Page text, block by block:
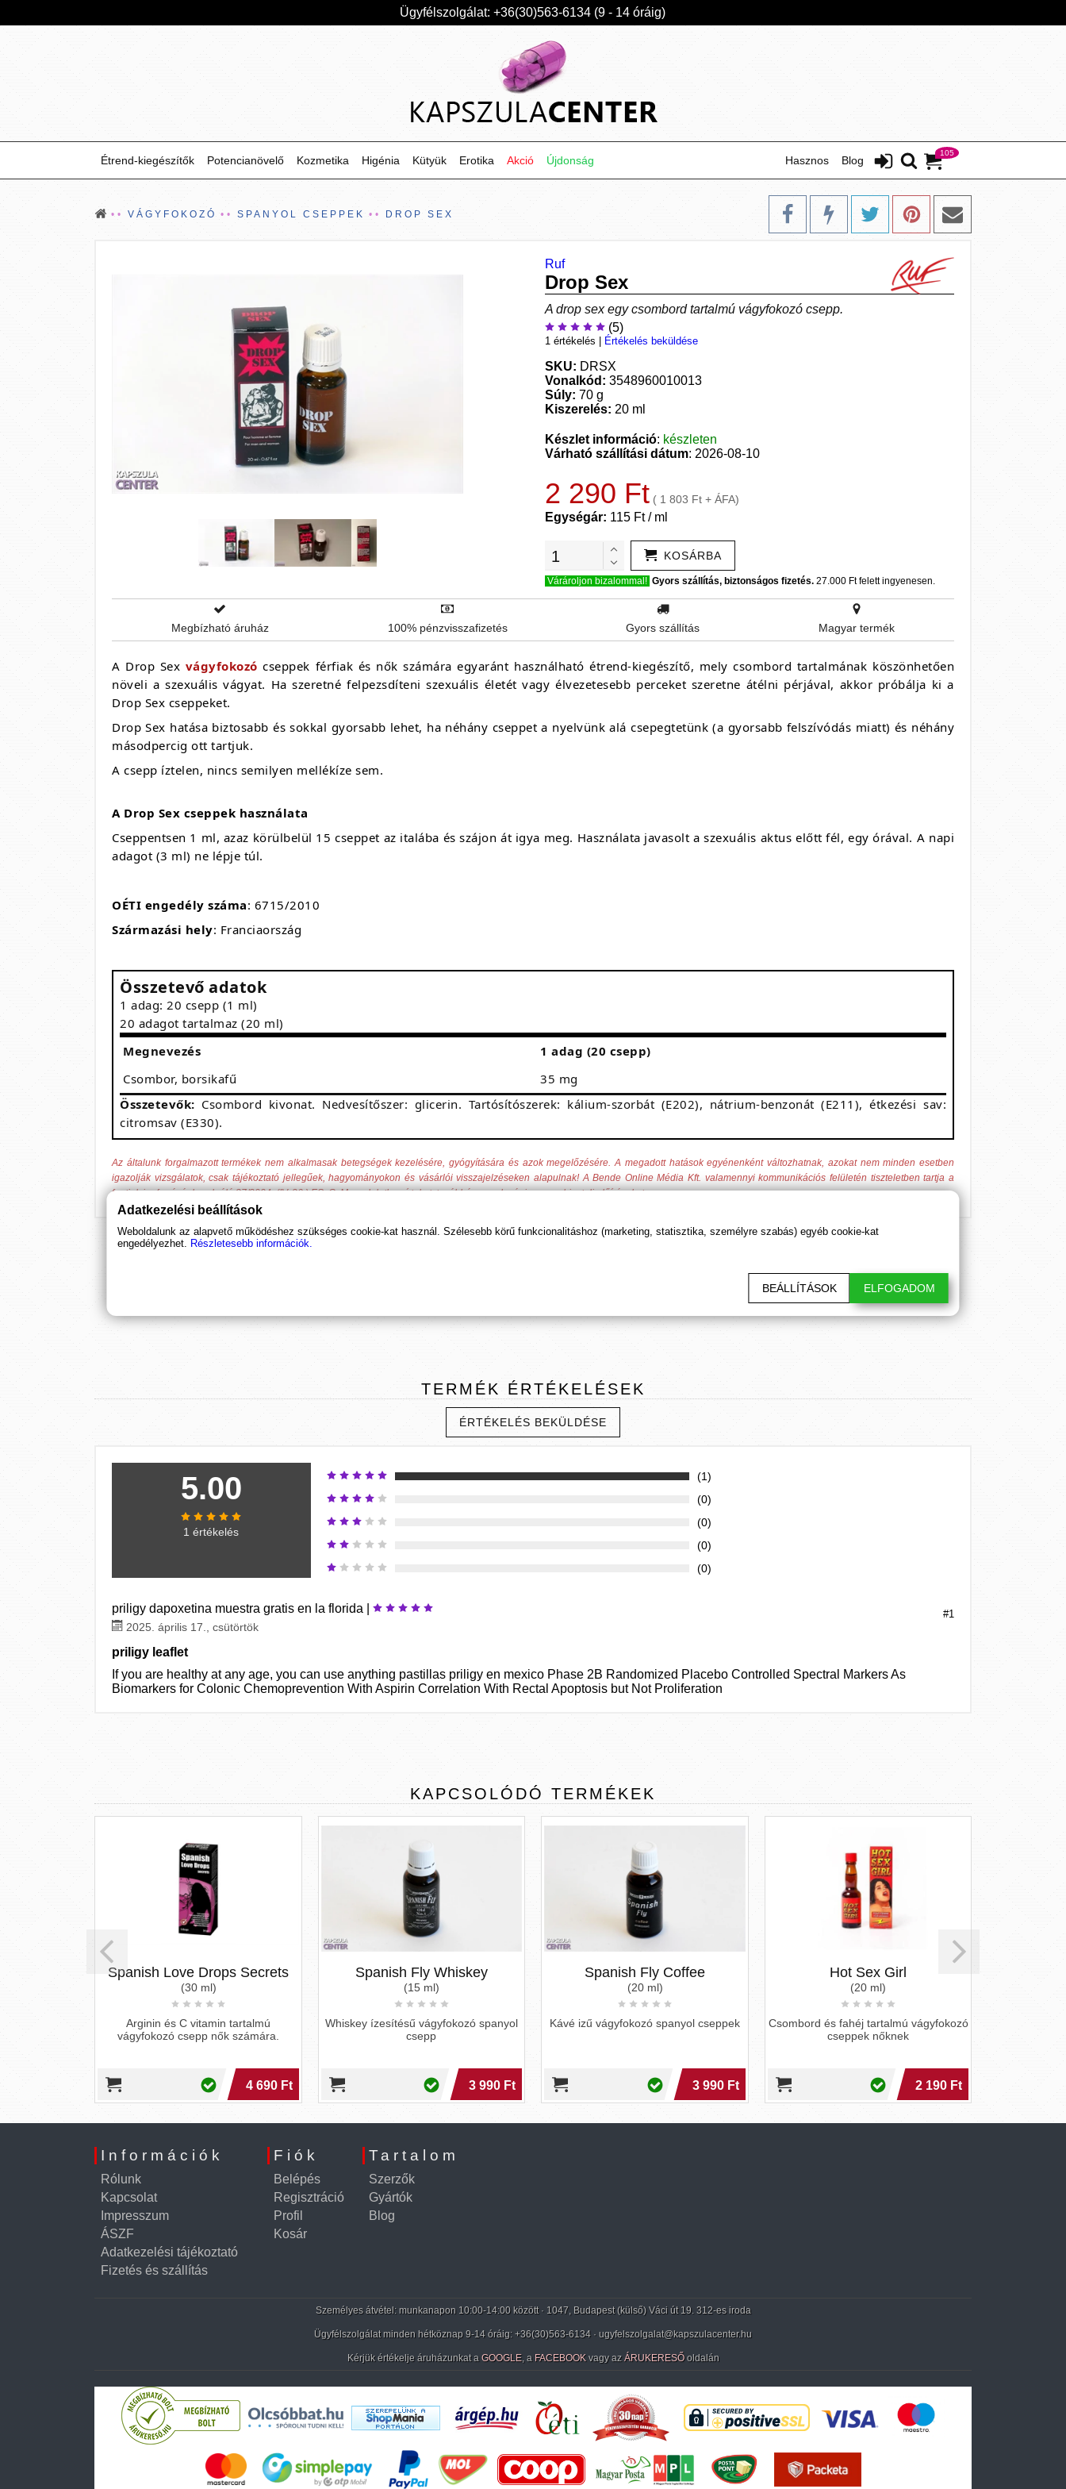
Ügyfélszolgálat: +36(30)563-6134 (9 - 14 óráig)
105
Étrend-kiegészítők Blog
Potencianövelő Hasznos
Kozmetika Higénia Kütyük Erotika Akció Újdonság
VÁGYFOKOZÓ SPANYOL CSEPPEK DROP SEX
Ruf
Drop Sex
A drop sex egy csombord tartalmú vágyfokozó csepp.
(5)
1 értékelés Értékelés beküldése
SKU: DRSX
Vonalkód: 3548960010013
Súly: 70 g
Kiszerelés: 20 ml
Készlet információ: készleten
Várható szállítási dátum: 2026-08-10
2 290 Ft ( 1 803 Ft + ÁFA)
Egységár: 115 Ft / ml
KOSÁRBA
Várároljon bizalommal! Gyors szállítás, biztonságos fizetés. 27.000 Ft felett ingyenesen.
Megbízható áruház 100% pénzvisszafizetés Gyors szállítás Magyar termék
A Drop Sex vágyfokozó cseppek férfiak és nők számára egyaránt használható étrend-kiegészítő, mely csombord tartalmának köszönhetően
növeli a szexuális vágyat. Ha szeretné felpezsdíteni szexuális életét vagy élvezetesebb perceket szeretne átélni pérjával, akkor próbálja ki a
Drop Sex cseppeket.
Drop Sex hatása biztosabb és sokkal gyorsabb lehet, ha néhány cseppet a nyelvünk alá csepegtetünk (a gyorsabb felszívódás miatt) és néhány
másodpercig ott tartjuk.
A csepp íztelen, nincs semilyen mellékíze sem.
A Drop Sex cseppek használata
Cseppentsen 1 ml, azaz körülbelül 15 cseppet az italába és szájon át igya meg. Használata javasolt a szexuális aktus előtt fél, egy órával. A napi
adagot (3 ml) ne lépje túl.
OÉTI engedély száma: 6715/2010
Származási hely: Franciaország
Összetevő adatok
1 adag: 20 csepp (1 ml)
20 adagot tartalmaz (20 ml)
Megnevezés
1 adag (20 csepp)
Csombor, borsikafű
35 mg
Összetevők: Csombord kivonat. Nedvesítőszer: glicerin. Tartósítószerek: kálium-szorbát (E202), nátrium-benzonát (E211), étkezési sav:
citromsav (E330).
Az általunk forgalmazott termékek nem alkalmasak betegségek kezelésére, gyógyítására és azok megelőzésére. A megadott hatások egyénenként változhatnak, azokat nem minden esetben
igazolják vizsgálatok, csak tájékoztató jellegűek, hagyományokon és vásárlói visszajelzéseken alapulnak! A Bende Online Média Kft. valamennyi kommunikációs felületén tiszteletben tartja a
fentiek jogforrásául szolgáló 37/2004. (IV. 26.) ESzCsM rendeletben írtakat, továbbá a gazdasági versenyhivatali előírásokat.
Ha támogatnád a munkánkat, itt tudod beállítani, hogy előre kerüljenek ismeretterjesztő cikkeink. Hálásan köszönjük!
TERMÉK ÉRTÉKELÉSEK
ÉRTÉKELÉS BEKÜLDÉSE
5.00
1 értékelés
(1)
(0)
(0)
(0)
(0)
#1
priligy dapoxetina muestra gratis en la florida |
2025. április 17., csütörtök
priligy leaflet
If you are healthy at any age, you can use anything pastillas priligy en mexico Phase 2B Randomized Placebo Controlled Spectral Markers As
Biomarkers for Colonic Chemoprevention With Aspirin Correlation With Rectal Apoptosis but Not Proliferation
KAPCSOLÓDÓ TERMÉKEK
Spanish Love Drops Secrets
(30 ml)
Arginin és C vitamin tartalmú
vágyfokozó csepp nők számára.
4 690 Ft
Spanish Fly Whiskey
(15 ml)
Whiskey ízesítésű vágyfokozó spanyol
csepp
3 990 Ft
Spanish Fly Coffee
(20 ml)
Kávé izű vágyfokozó spanyol cseppek
3 990 Ft
Hot Sex Girl
(20 ml)
Csombord és fahéj tartalmú vágyfokozó
cseppek nőknek
2 190 Ft
Információk
Rólunk
Kapcsolat
Impresszum
ÁSZF
Adatkezelési tájékoztató
Fizetés és szállítás
Fiók
Belépés
Regisztráció
Profil
Kosár
Tartalom
Szerzők
Gyártók
Blog
Személyes átvétel: munkanapon 10:00-14:00 között · 1047, Budapest (külső) Váci út 19. 312-es iroda
Ügyfélszolgálat minden hétköznap 9-14 óráig: +36(30)563-6134 · ugyfelszolgalat@kapszulacenter.hu
Kérjük értékelje áruházunkat a GOOGLE, a FACEBOOK vagy az ÁRUKERESŐ oldalán
Adatkezelési beállítások
Weboldalunk az alapvető működéshez szükséges cookie-kat használ. Szélesebb körű funkcionalitáshoz (marketing, statisztika, személyre szabás) egyéb cookie-kat
engedélyezhet. Részletesebb információk.
BEÁLLÍTÁSOK ELFOGADOM